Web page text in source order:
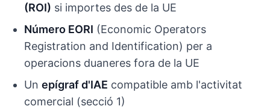
(ROI) si importes des de la UE
Número EORI (Economic Operators
Registration and Identification) per a
operacions duaneres fora de la UE
Un epígraf d'IAE compatible amb l'activitat
comercial (secció 1)